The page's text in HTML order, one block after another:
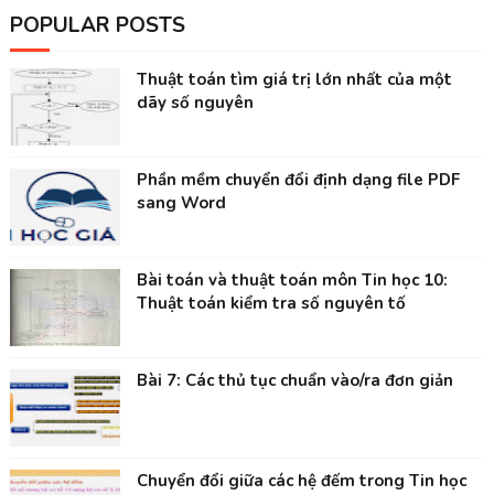
POPULAR POSTS
Thuật toán tìm giá trị lớn nhất của một
dãy số nguyên
Phần mềm chuyển đổi định dạng file PDF
sang Word
Bài toán và thuật toán môn Tin học 10:
Thuật toán kiểm tra số nguyên tố
Bài 7: Các thủ tục chuẩn vào/ra đơn giản
Chuyển đổi giữa các hệ đếm trong Tin học